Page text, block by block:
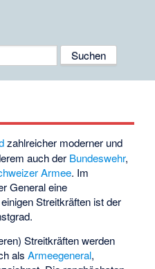
zahlreicher moderner und
auch der Bundeswehr,
Armee. Im
General eine
Streitkräften ist der
Streitkräften werden
alsArmeegeneral,